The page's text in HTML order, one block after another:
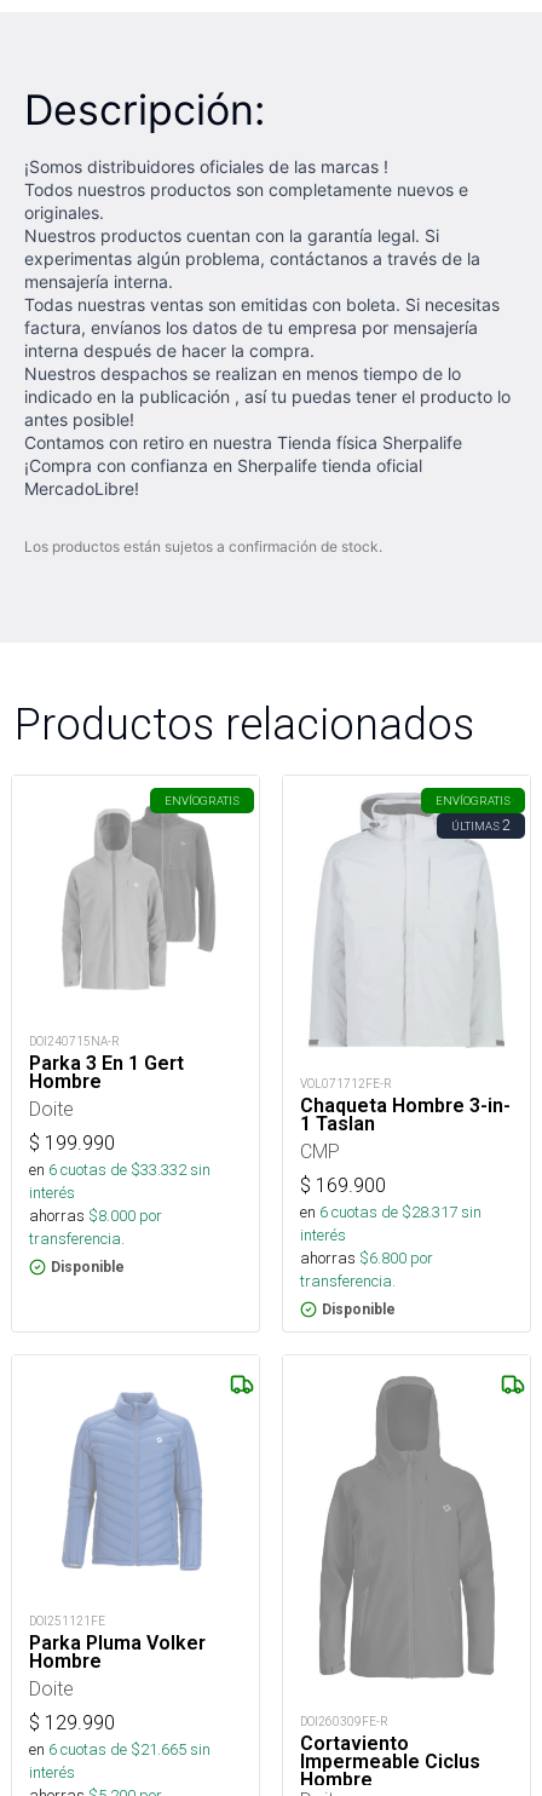
Descripción:
¡Somos distribuidores oficiales de las marcas !
Todos nuestros productos son completamente nuevos e
originales.
Nuestros productos cuentan con la garantía legal. Si
experimentas algún problema, contáctanos a través de la
mensajería interna.
Todas nuestras ventas son emitidas con boleta. Si necesitas
factura, envíanos los datos de tu empresa por mensajería
interna después de hacer la compra.
Nuestros despachos se realizan en menos tiempo de lo
indicado en la publicación , así tu puedas tener el producto lo
antes posible!
Contamos con retiro en nuestra Tienda física Sherpalife
¡Compra con confianza en Sherpalife tienda oficial
MercadoLibre!
Los productos están sujetos a confirmación de stock.
Productos relacionados
ENVÍOGRATIS
DOI240715NA-R
Parka 3 En 1 Gert
Hombre
Doite
$ 199.990
en 6cuotas de $33.332sin
interés
ahorras $8.000 por
transferencia.
Disponible
ENVÍOGRATIS
ÚLTIMAS2
VOL071712FE-R
Chaqueta Hombre 3-in-
1 Taslan
CMP
$ 169.900
en 6cuotas de $28.317sin
interés
ahorras $6.800 por
transferencia.
Disponible
DOI251121FE
Parka Pluma Volker
Hombre
Doite
$ 129.990
en 6cuotas de $21.665sin
interés
DOI260309FE-R
Cortaviento
Impermeable Ciclus
Hombre